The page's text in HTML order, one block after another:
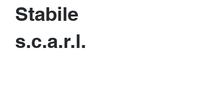
Stabile
s.c.a.r.l.